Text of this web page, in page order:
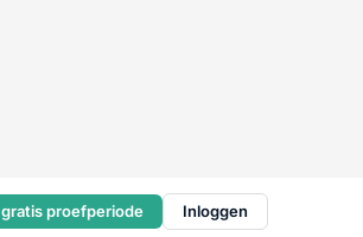
proefperiode Inloggen